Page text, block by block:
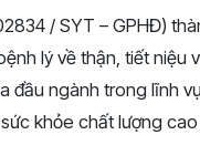
/ SYT – GPHĐ)
lý về thận, tiết niệu
đầu ngành trong lĩnh
khỏe chất lượng